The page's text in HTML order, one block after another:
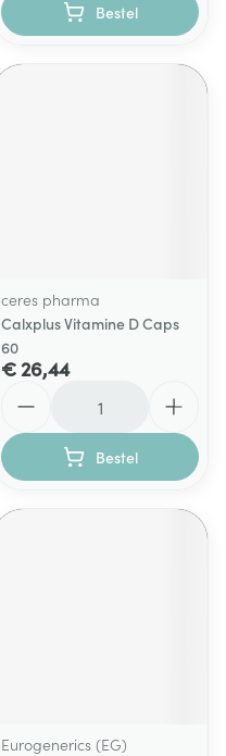
Bestel
ceres pharma
Calxplus Vitamine D Caps
60
€ 26,44
Bestel
Eurogenerics (EG)